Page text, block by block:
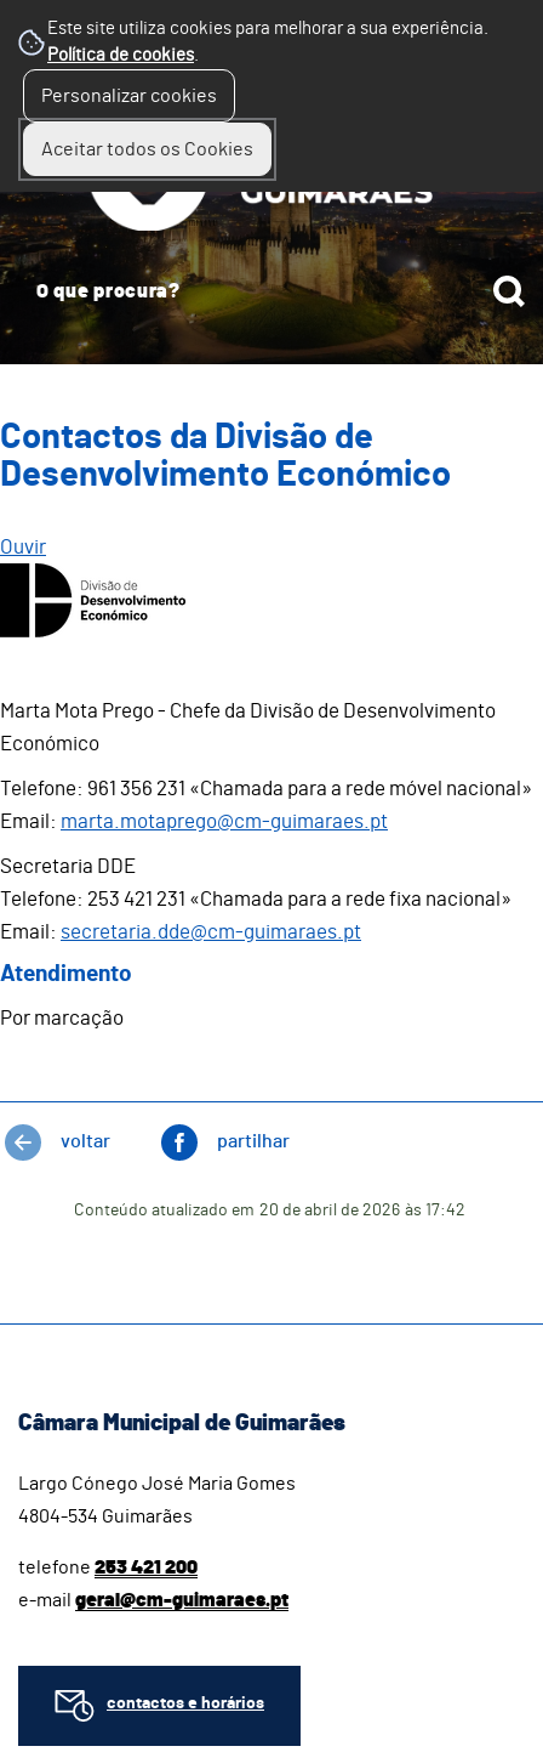
Este site utiliza cookies para melhorar a sua experiência.
Política de cookies.
Personalizar cookies
Aceitar todos os Cookies
Contactos da Divisão de
Desenvolvimento Económico
Ouvir
Marta Mota Prego - Chefe da Divisão de Desenvolvimento
Económico
Telefone: 961 356 231 «Chamada para a rede móvel nacional»
Email: marta.motaprego@cm-guimaraes.pt
Secretaria DDE
Telefone: 253 421 231 «Chamada para a rede fixa nacional»
Email: secretaria.dde@cm-guimaraes.pt
Atendimento
Por marcação
voltar partilhar
Conteúdo atualizado em 20 de abril de 2026 às 17:42
Câmara Municipal de Guimarães
Largo Cónego José Maria Gomes
4804-534 Guimarães
telefone 253 421 200
e-mail geral@cm-guimaraes.pt
contactos e horários